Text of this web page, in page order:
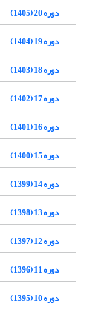
دوره 20 (1405)
دوره 19 (1404)
دوره 18 (1403)
دوره 17 (1402)
دوره 16 (1401)
دوره 15 (1400)
دوره 14 (1399)
دوره 13 (1398)
دوره 12 (1397)
دوره 11 (1396)
دوره 10 (1395)